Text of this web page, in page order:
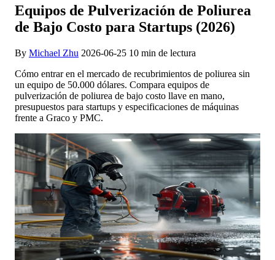
Equipos de Pulverización de Poliurea
de Bajo Costo para Startups (2026)
By Michael Zhu 2026-06-25 10 min de lectura
Cómo entrar en el mercado de recubrimientos de poliurea sin
un equipo de 50.000 dólares. Compara equipos de
pulverización de poliurea de bajo costo llave en mano,
presupuestos para startups y especificaciones de máquinas
frente a Graco y PMC.